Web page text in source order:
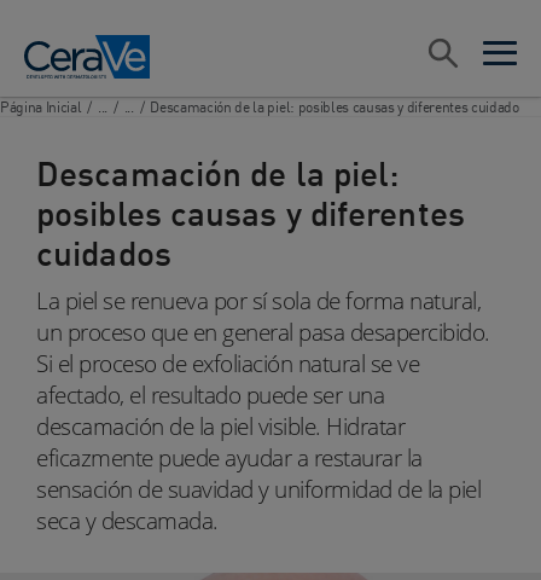
open
open
Search
Página Inicial / ... / ... / Descamación de la piel: posibles causas y diferentes cuidado
Descamación de la piel:
posibles causas y diferentes
cuidados
La piel se renueva por sí sola de forma natural,
un proceso que en general pasa desapercibido.
Si el proceso de exfoliación natural se ve
afectado, el resultado puede ser una
descamación de la piel visible. Hidratar
eficazmente puede ayudar a restaurar la
sensación de suavidad y uniformidad de la piel
seca y descamada.